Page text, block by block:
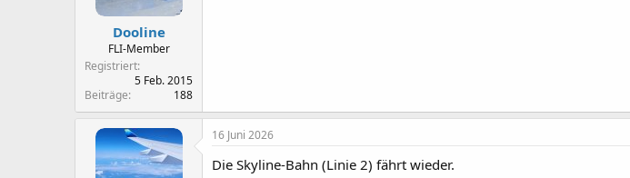
Dooline
FLI-Member
Registriert
5 Feb. 2015
Beiträge
188
16 Juni 2026
Die Skyline-Bahn (Linie 2) fährt wieder.